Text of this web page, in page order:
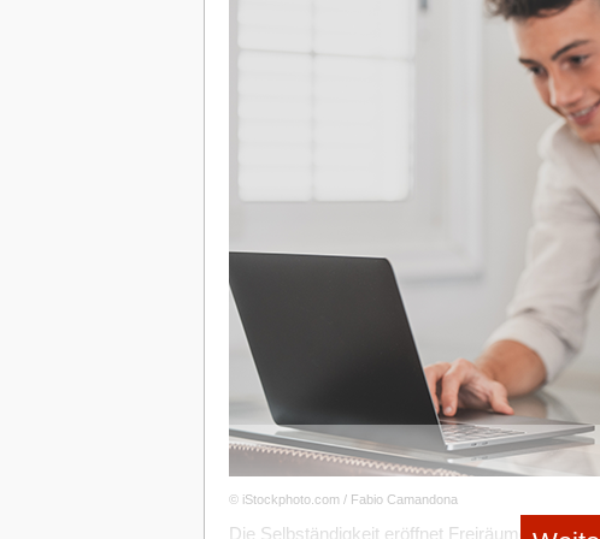
Steuersatz von 32 Prozent ausgehen, 48.000
abführen müsste. Nun plant dieser Mandant
Spezialmaschine, die ihn 100.000 Euro kosten
Steuerberater abgestimmt hat, weiß er, dass er
bilden kann. Es wird also ein IAB von maximal
Diese 40.000 Euro können nun vom
110.000 Euro und damit auch die
12.800 Euro mehr an Eigenmitteln bereit.
Die Bilanzart entscheidet
Auch durch die Art der Bilanz lassen sich bei
Bilanz ist die Aufstellung des
Gemeinsam mit der Gewinn-und-
Bilanzieren müssen Unternehmer bestimmter
auch der gewerbliche Unternehmer mit über
Gewinn, ist dazu verpflichtet. Doch Bilanz ist
Steuerbilanz. In der Regel machen die meisten
Investitionen lohnt es sich aber unter
Anschaffungen die Möglichkeit eben des IAB
© iStockphoto.com / Fabio Camandona
Die Selbständigkeit eröffnet Freiräume,